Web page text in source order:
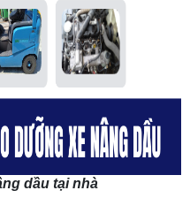
dầu tại nhà